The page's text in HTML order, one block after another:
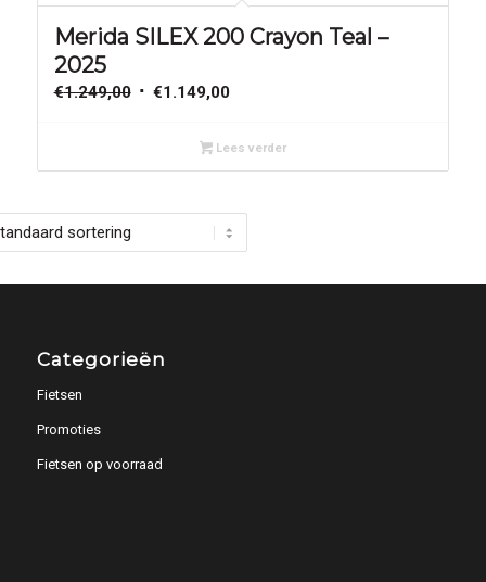
Merida SILEX 200 Crayon Teal –
2025
€1.249,00 Oorspronkelijke
€1.249,00.
€1.149,00Huidige
is:
€1.149,00.
Lees verder
Categorieën
Fietsen
Promoties
Fietsen op voorraad